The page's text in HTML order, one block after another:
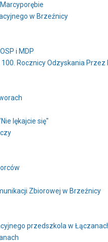
w Brzeźnicy
i MDP
Rocznicy Odzyskania Przez
lękajcie się"
Zbiorowej w Brzeźnicy
przedszkola w